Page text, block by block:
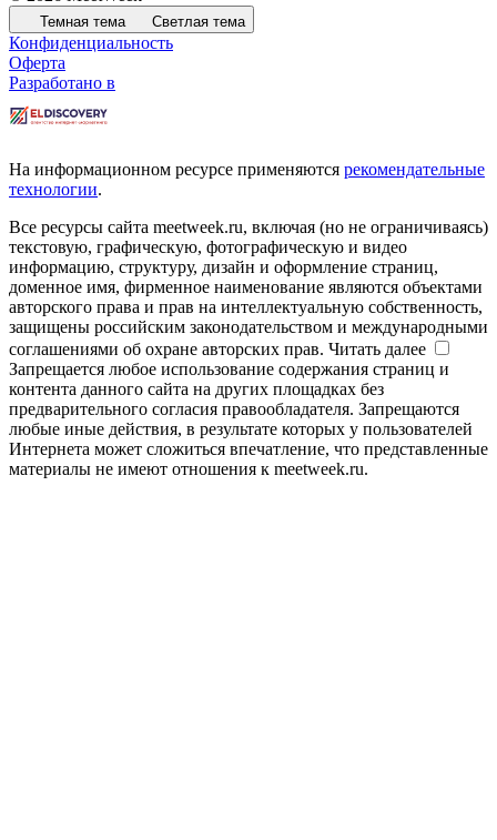
Темная тема Светлая тема
Конфиденциальность
Оферта
Разработано в
На информационном ресурсе применяются рекомендательные
технологии.
Все ресурсы сайта meetweek.ru, включая (но не ограничиваясь)
текстовую, графическую, фотографическую и видео
информацию, структуру, дизайн и оформление страниц,
доменное имя, фирменное наименование являются объектами
авторского права и прав на интеллектуальную собственность,
защищены российским законодательством и международными
соглашениями об охране авторских прав. Читать далее
Запрещается любое использование содержания страниц и
контента данного сайта на других площадках без
предварительного согласия правообладателя. Запрещаются
любые иные действия, в результате которых у пользователей
Интернета может сложиться впечатление, что представленные
материалы не имеют отношения к meetweek.ru.